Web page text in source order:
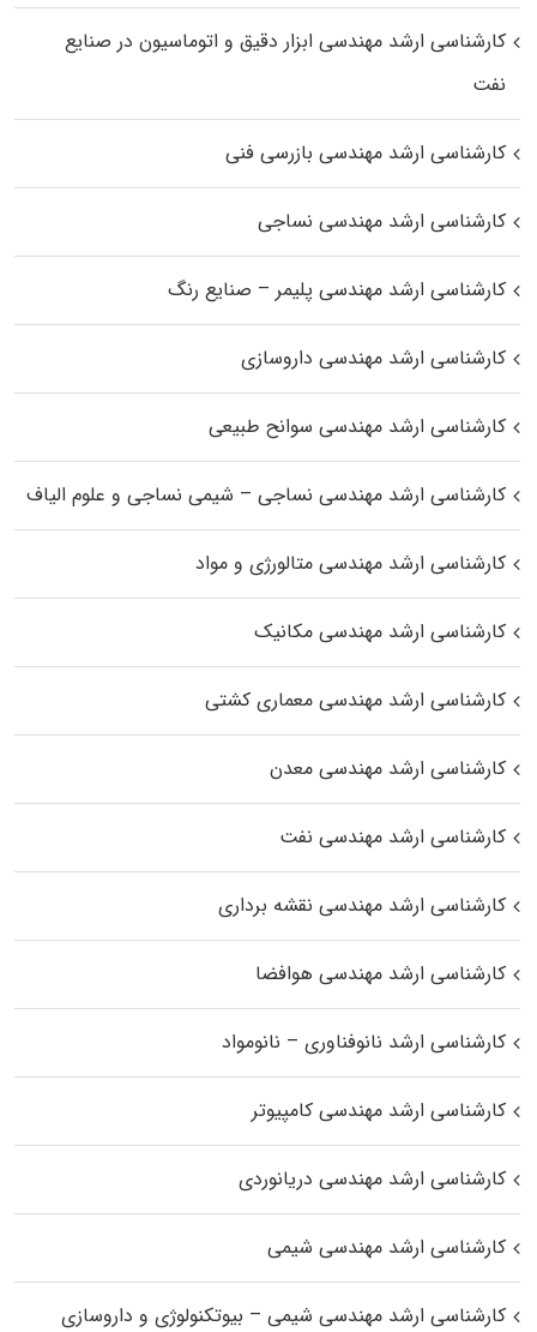
کارشناسی ارشد مهندسی ابزار دقیق و اتوماسیون در صنایع
نفت
کارشناسی ارشد مهندسی بازرسی فنی
کارشناسی ارشد مهندسی نساجی
کارشناسی ارشد مهندسی پلیمر – صنایع رنگ
کارشناسی ارشد مهندسی داروسازی
کارشناسی ارشد مهندسی سوانح طبیعی
کارشناسی ارشد مهندسی نساجی – شیمی نساجی و علوم الیاف
کارشناسی ارشد مهندسی متالورژی و مواد
کارشناسی ارشد مهندسی مکانیک
کارشناسی ارشد مهندسی معماری کشتی
کارشناسی ارشد مهندسی معدن
کارشناسی ارشد مهندسی نفت
کارشناسی ارشد مهندسی نقشه برداری
کارشناسی ارشد مهندسی هوافضا
کارشناسی ارشد نانوفناوری – نانومواد
کارشناسی ارشد مهندسی کامپیوتر
کارشناسی ارشد مهندسی دریانوردی
کارشناسی ارشد مهندسی شیمی
کارشناسی ارشد مهندسی شیمی – بیوتکنولوژی و داروسازی